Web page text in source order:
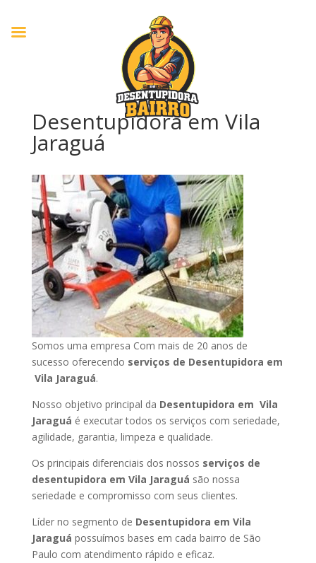
Desentupidora em Vila
Jaraguá
Somos uma empresa Com mais de 20 anos de
sucesso oferecendo serviços de Desentupidora em
Vila Jaraguá.
Nosso objetivo principal da Desentupidora em Vila
Jaraguá é executar todos os serviços com seriedade,
agilidade, garantia, limpeza e qualidade.
Os principais diferenciais dos nossos serviços de
desentupidora em Vila Jaraguá são nossa
seriedade e compromisso com seus clientes.
Líder no segmento de Desentupidora em Vila
Jaraguá possuímos bases em cada bairro de São
Paulo com atendimento rápido e eficaz.